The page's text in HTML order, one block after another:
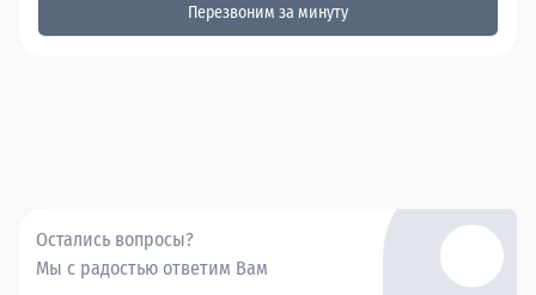
Перезвоним за минуту
Остались вопросы?
Мы с радостью ответим Вам